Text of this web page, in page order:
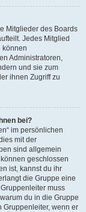
Mitglieder des Boards
Jedes Mitglied
können
Administratoren,
und sie zum
ihnen Zugriff zu
bei?
im persönlichen
mit der
sind allgemein
geschlossen
ist, kannst du ihr
die Gruppe eine
muss
du in die Gruppe
Gruppenleiter, wenn er